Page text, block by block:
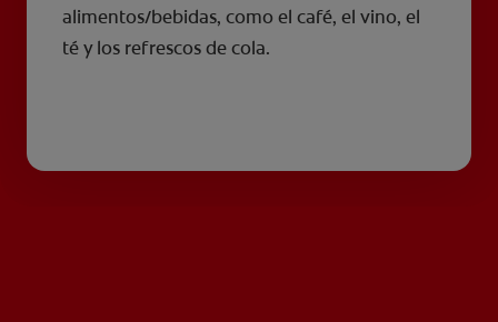
alimentos/bebidas, como el café, el vino, el
té y los refrescos de cola.